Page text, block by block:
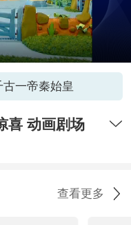
一帝秦始皇
喜 动画剧场
查看更多